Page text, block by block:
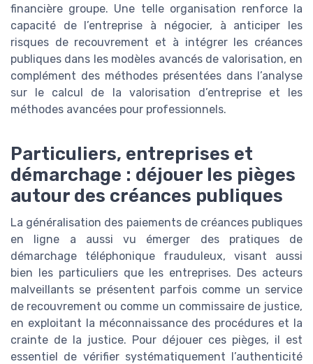
financière groupe. Une telle organisation renforce la
capacité de l’entreprise à négocier, à anticiper les
risques de recouvrement et à intégrer les créances
publiques dans les modèles avancés de valorisation, en
complément des méthodes présentées dans l’analyse
sur le calcul de la valorisation d’entreprise et les
méthodes avancées pour professionnels.
Particuliers, entreprises et
démarchage : déjouer les pièges
autour des créances publiques
La généralisation des paiements de créances publiques
en ligne a aussi vu émerger des pratiques de
démarchage téléphonique frauduleux, visant aussi
bien les particuliers que les entreprises. Des acteurs
malveillants se présentent parfois comme un service
de recouvrement ou comme un commissaire de justice,
en exploitant la méconnaissance des procédures et la
crainte de la justice. Pour déjouer ces pièges, il est
essentiel de vérifier systématiquement l’authenticité